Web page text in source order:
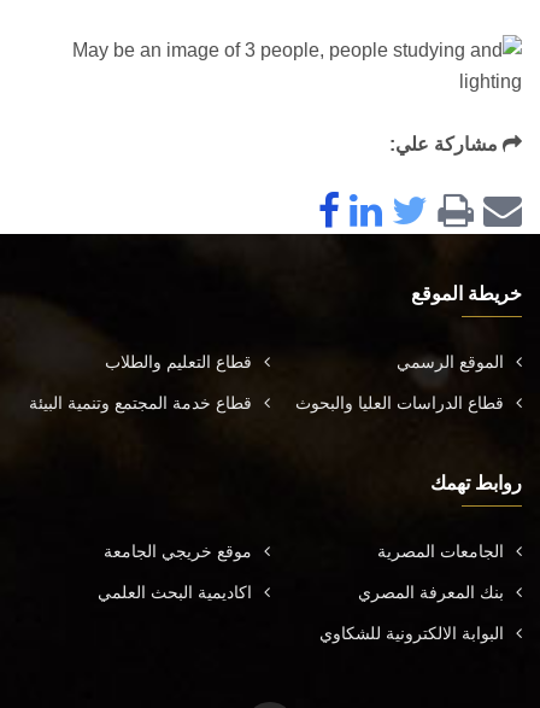
مشاركة علي:
خريطة الموقع
الموقع الرسمي قطاع التعليم والطلاب
قطاع الدراسات العليا والبحوث قطاع خدمة المجتمع وتنمية البيئة
روابط تهمك
الجامعات المصرية موقع خريجي الجامعة
بنك المعرفة المصري اكاديمية البحث العلمي
البوابة الالكترونية للشكاوي